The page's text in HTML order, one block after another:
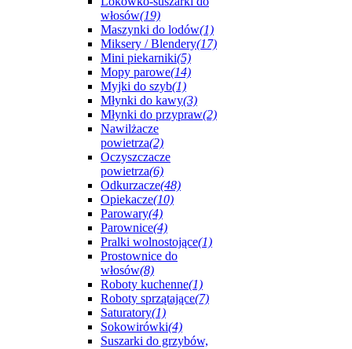
włosów(19)
Maszynki do lodów(1)
Miksery / Blendery(17)
Mini piekarniki(5)
Mopy parowe(14)
Myjki do szyb(1)
Młynki do kawy(3)
Młynki do przypraw(2)
Nawilżacze
powietrza(2)
Oczyszczacze
powietrza(6)
Odkurzacze(48)
Opiekacze(10)
Parowary(4)
Parownice(4)
Pralki wolnostojące(1)
Prostownice do
włosów(8)
Roboty kuchenne(1)
Roboty sprzątające(7)
Saturatory(1)
Sokowirówki(4)
Suszarki do grzybów,